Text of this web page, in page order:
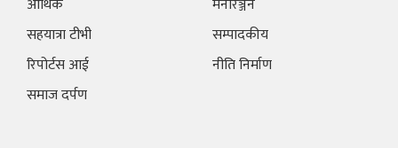
सहयात्रा टीभी
रिपोर्टस आई
समाज दर्पण
सम्पादकीय
नीति निर्माण